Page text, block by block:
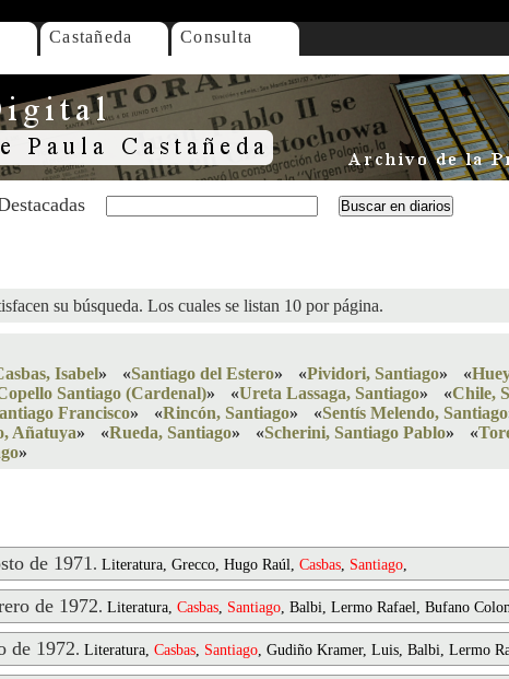
Castañeda Consulta
su búsqueda. Los cuales se listan 10 por página.
Isabel» «Santiago del Estero» «Pividori, Santiago» «
Santiago (Cardenal)» «Ureta Lassaga, Santiago» «Chile,
Francisco» «Rincón, Santiago» «Sentís Melendo, Santiago
Añatuya» «Rueda, Santiago» «Scherini, Santiago Pablo» «
»
de 1971. Literatura, Grecco, Hugo Raúl, Casbas, Santiago,
de 1972. Literatura, Casbas, Santiago, Balbi, Lermo Rafael, Bufano
de 1972. Literatura, Casbas, Santiago, Gudiño Kramer, Luis, Balbi, Lermo